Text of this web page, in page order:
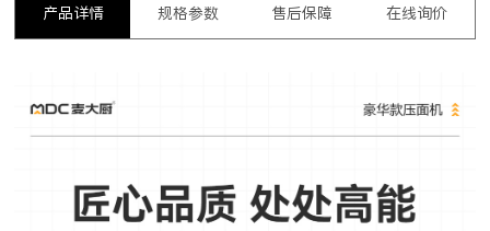
产品详情 规格参数 售后保障 在线询价